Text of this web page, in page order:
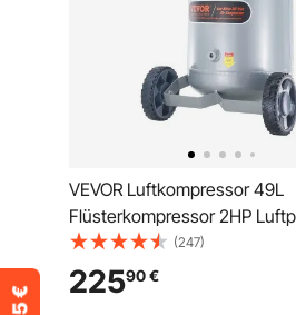
VEVOR Luftkompressor 49L
Flüsterkompressor 2HP
ölfrei 8bar Kompressor
Geräuschpegel ≤63dB Ideal
Aufpumpen von Reifen
(247)
22590€